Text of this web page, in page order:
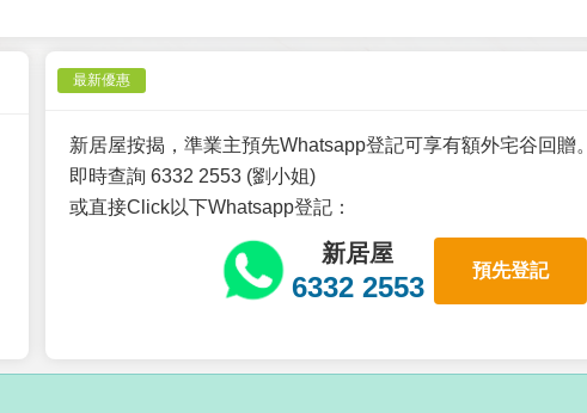
最新優惠
新居屋按揭，準業主預先Whatsapp登記可享有額外宅谷回贈。
即時查詢 6332 2553 (劉小姐)
或直接Click以下Whatsapp登記：
新居屋
6332 2553
預先登記